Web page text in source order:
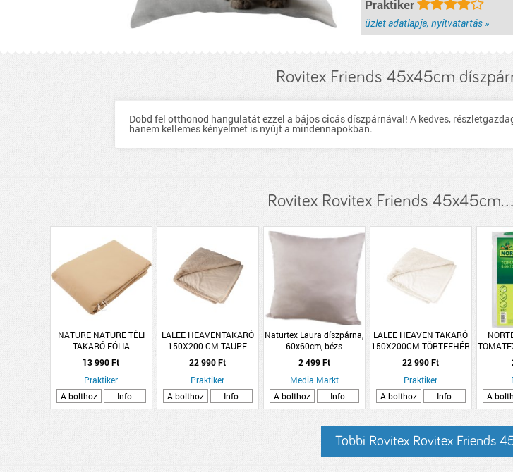
Praktiker
üzlet adatlapja, nyitvatartás »
Rovitex Friends 45x45cm
Dobd fel otthonod hangulatát ezzel a bájos cicás díszpárnával! A kedves,
hanem kellemes kényelmet is nyújt a mindennapokban.
Rovitex Rovitex Friends
NATURE NATURE TÉLI
TAKARÓ FÓLIA
CIPZÁRRAL, BÉZS,
ÁTMÉRŐ 150CMX2M,
70GR/M2
13 990 Ft
Praktiker
A bolthoz
Info
LALEE HEAVENTAKARÓ
150X200 CM TAUPE
POLIÉSZTER
22 990 Ft
Praktiker
A bolthoz
Info
Naturtex Laura díszpárna,
60x60cm, bézs
2 499 Ft
Media Markt
A bolthoz
Info
LALEE HEAVEN TAKARÓ
150X200CM TÖRTFEHÉR
POLIÉSZTER
22 990 Ft
Praktiker
A bolthoz
Info
A
Többi Rovitex Rovitex Friends